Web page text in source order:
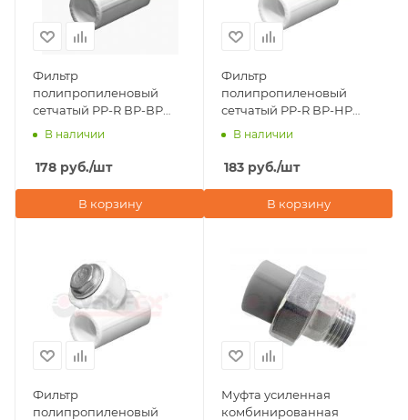
Фильтр
полипропиленовый
сетчатый PP-R ВР-ВР
20х1/2" Valfex, серый
В наличии
178 руб./шт
В корзину
Фильтр
полипропиленовый
сетчатый PP-R ВР-НР
20х1/2" Valfex, белый
В наличии
183 руб./шт
В корзину
Фильтр
полипропиленовый
Муфта усиленная
комбинированная